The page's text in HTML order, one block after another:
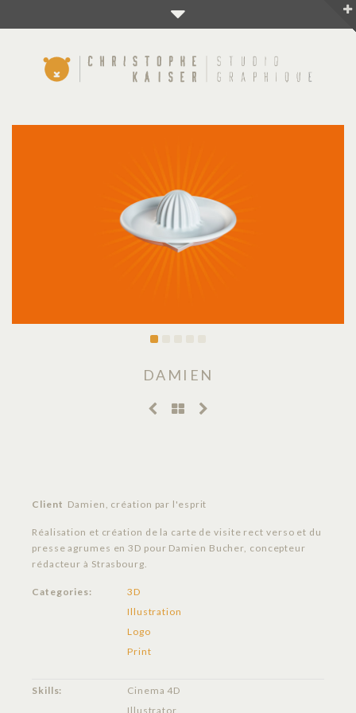
DAMIEN
Client Damien, création par l'esprit
Réalisation et création de la carte de visite rect verso et du
presse agrumes en 3D pour Damien Bucher, concepteur
rédacteur à Strasbourg.
Categories:
3D
Illustration
Logo
Print
Skills:
Cinema 4D
Illustrator